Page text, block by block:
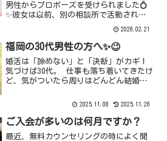
男性からプロポーズを受けられました💍
✨彼女は以前、別の相談所で活動されて
な一歩をスタート。思うようにいかない
時期があっても、いつも前向きで、決し
てあきらめるこ...
2026.02.21
福岡の30代男性の方へ✨😉
婚活は「諦めない」と「決断」がカギ！
気づけば30代。 仕事も落ち着いてきたけ
ど、気がついたら周りはどんどん結婚し
れた」「そろそろ本気で結婚したい」
——そんな気持ち、よくわかります。で
も大丈夫。 婚活っ...
2025.11.08 2025.11.26
ご入会が多いのは何月ですか？
最近、無料カウンセリングの時によく聞